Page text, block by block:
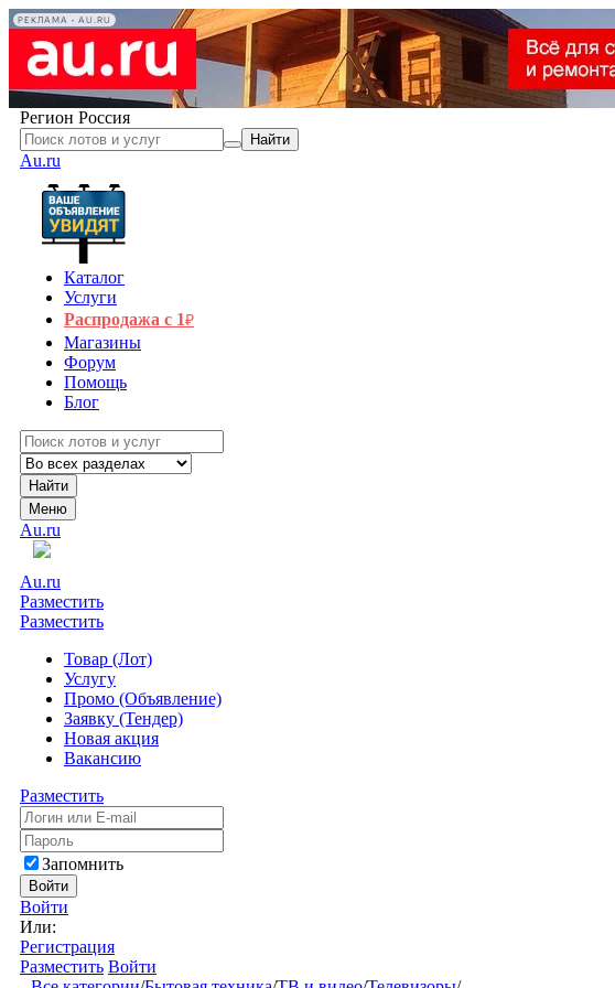
РЕКЛАМА • AU.RU
Регион Россия
Найти
Au.ru
Каталог
Услуги
Распродажа с 1₽
Магазины
Форум
Помощь
Блог
Найти
Меню
Au.ru
Au.ru
Разместить
Разместить
Товар (Лот)
Услугу
Промо (Объявление)
Заявку (Тендер)
Новая акция
Вакансию
Разместить
Запомнить
Войти
Войти
Или:
Регистрация
Разместить Войти